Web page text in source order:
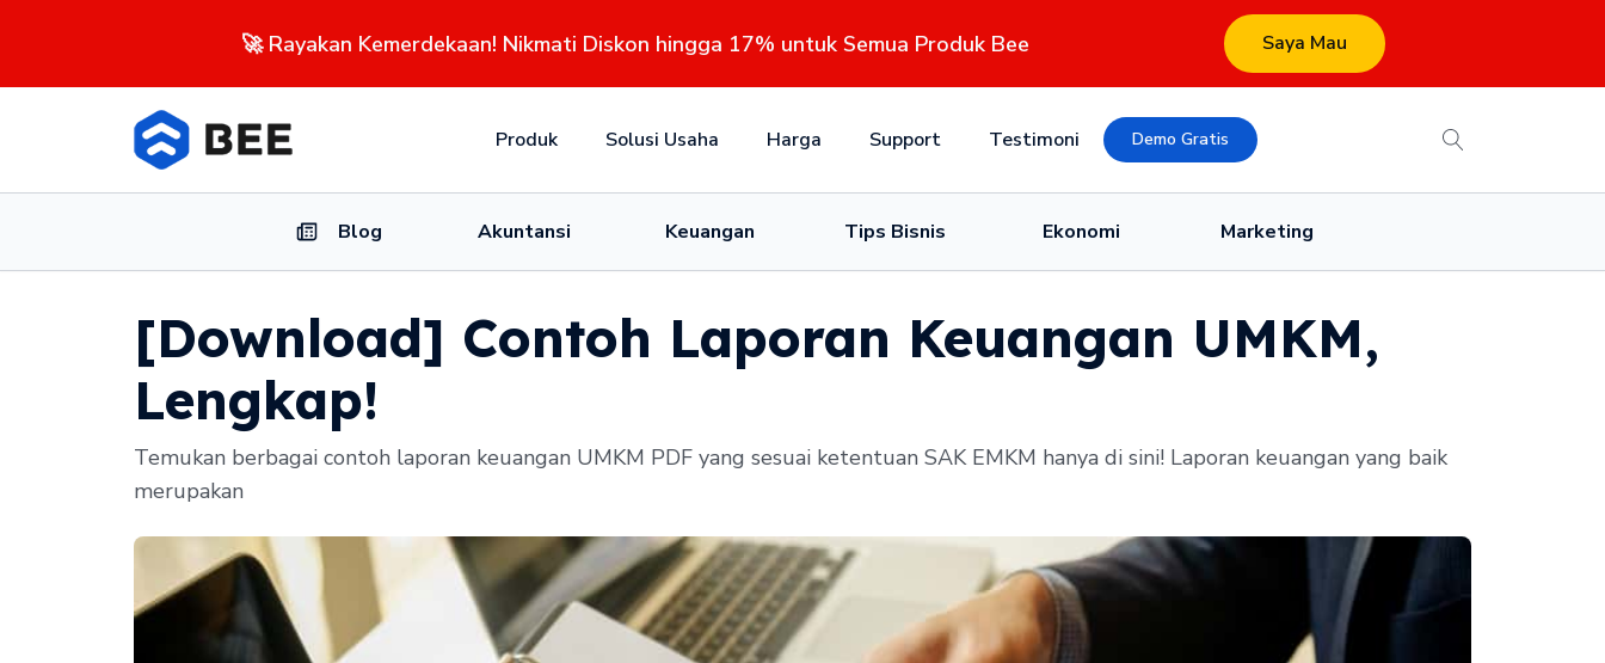
🚀 Rayakan Kemerdekaan! Nikmati Diskon hingga 17% untuk Semua Produk Bee Saya Mau
Produk Solusi Usaha Harga Support Testimoni Demo Gratis
Blog Akuntansi Keuangan Tips Bisnis Ekonomi Marketing
[Download] Contoh Laporan Keuangan UMKM,
Lengkap!
Temukan berbagai contoh laporan keuangan UMKM PDF yang sesuai ketentuan SAK EMKM hanya di sini! Laporan keuangan yang baik
merupakan